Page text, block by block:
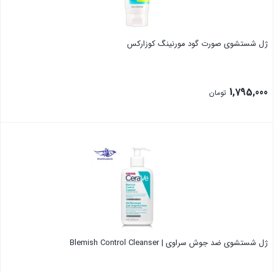
ژل شستشوی صورت گود مورنینگ کوزارکس
1,795,000 تومان
ژل شستشوی ضد جوش سراوی | Blemish Control Cleanser